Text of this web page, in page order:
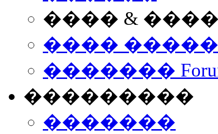
���� &
����
�������
���������
�������